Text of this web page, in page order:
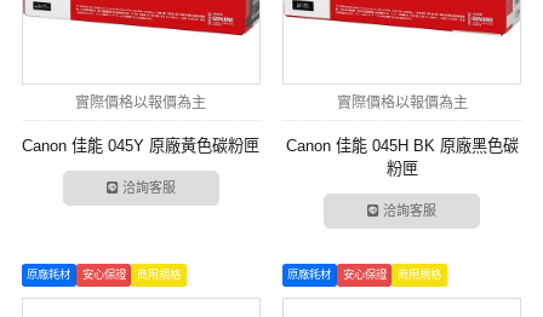
實際價格以報價為主
Canon 佳能 045Y 原廠黃色碳粉匣
洽詢客服
實際價格以報價為主
Canon 佳能 045H BK 原廠黑色碳
粉匣
洽詢客服
原廠耗材 安心保證 商用規格 原廠耗材 安心保證 商用規格